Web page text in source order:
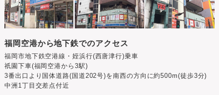
福岡空港から地下鉄でのアクセス
福岡市地下鉄空港線・姪浜行(西唐津行)乗車
祇園下車(福岡空港から3駅)
3番出口より国体道路(国道202号)を南西の方向に約500m(徒歩3分)
中洲1丁目交差点付近